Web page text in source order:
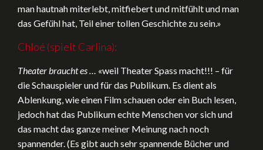
man hautnah miterlebt, mitfiebert und mitfühlt und man
das Gefühl hat, Teil einer tollen Geschichte zu sein.»
Chloé (spielt Carlina):
Theater braucht es … «weil Theater Spass macht!!! – für
die Schauspieler und für das Publikum. Es dient als
Ablenkung, wie einen Film schauen oder ein Buch lesen,
jedoch hat das Publikum echte Menschen vor sich und
das macht das ganze meiner Meinung nach noch
spannender. (Es gibt auch sehr spannende Bücher und